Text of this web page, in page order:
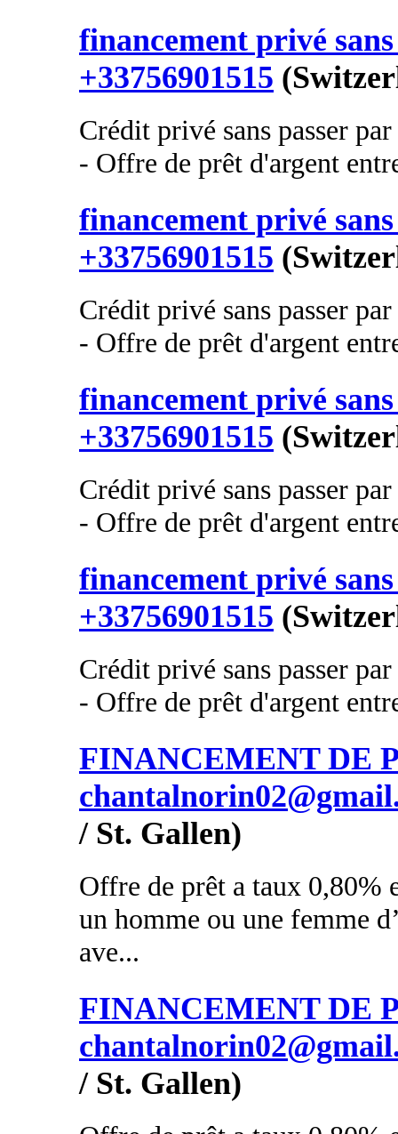
financement privé
+33756901515
Crédit privé sans passer
- Offre de prêt d'argent
financement privé
+33756901515
Crédit privé sans passer
- Offre de prêt d'argent
financement privé
+33756901515
Crédit privé sans passer
- Offre de prêt d'argent
financement privé
+33756901515
Crédit privé sans passer
- Offre de prêt d'argent
FINANCEMENT DE
/ St. Gallen)
Offre de prêt a taux 0,80%
un homme ou une femme
ave...
FINANCEMENT DE
/ St. Gallen)